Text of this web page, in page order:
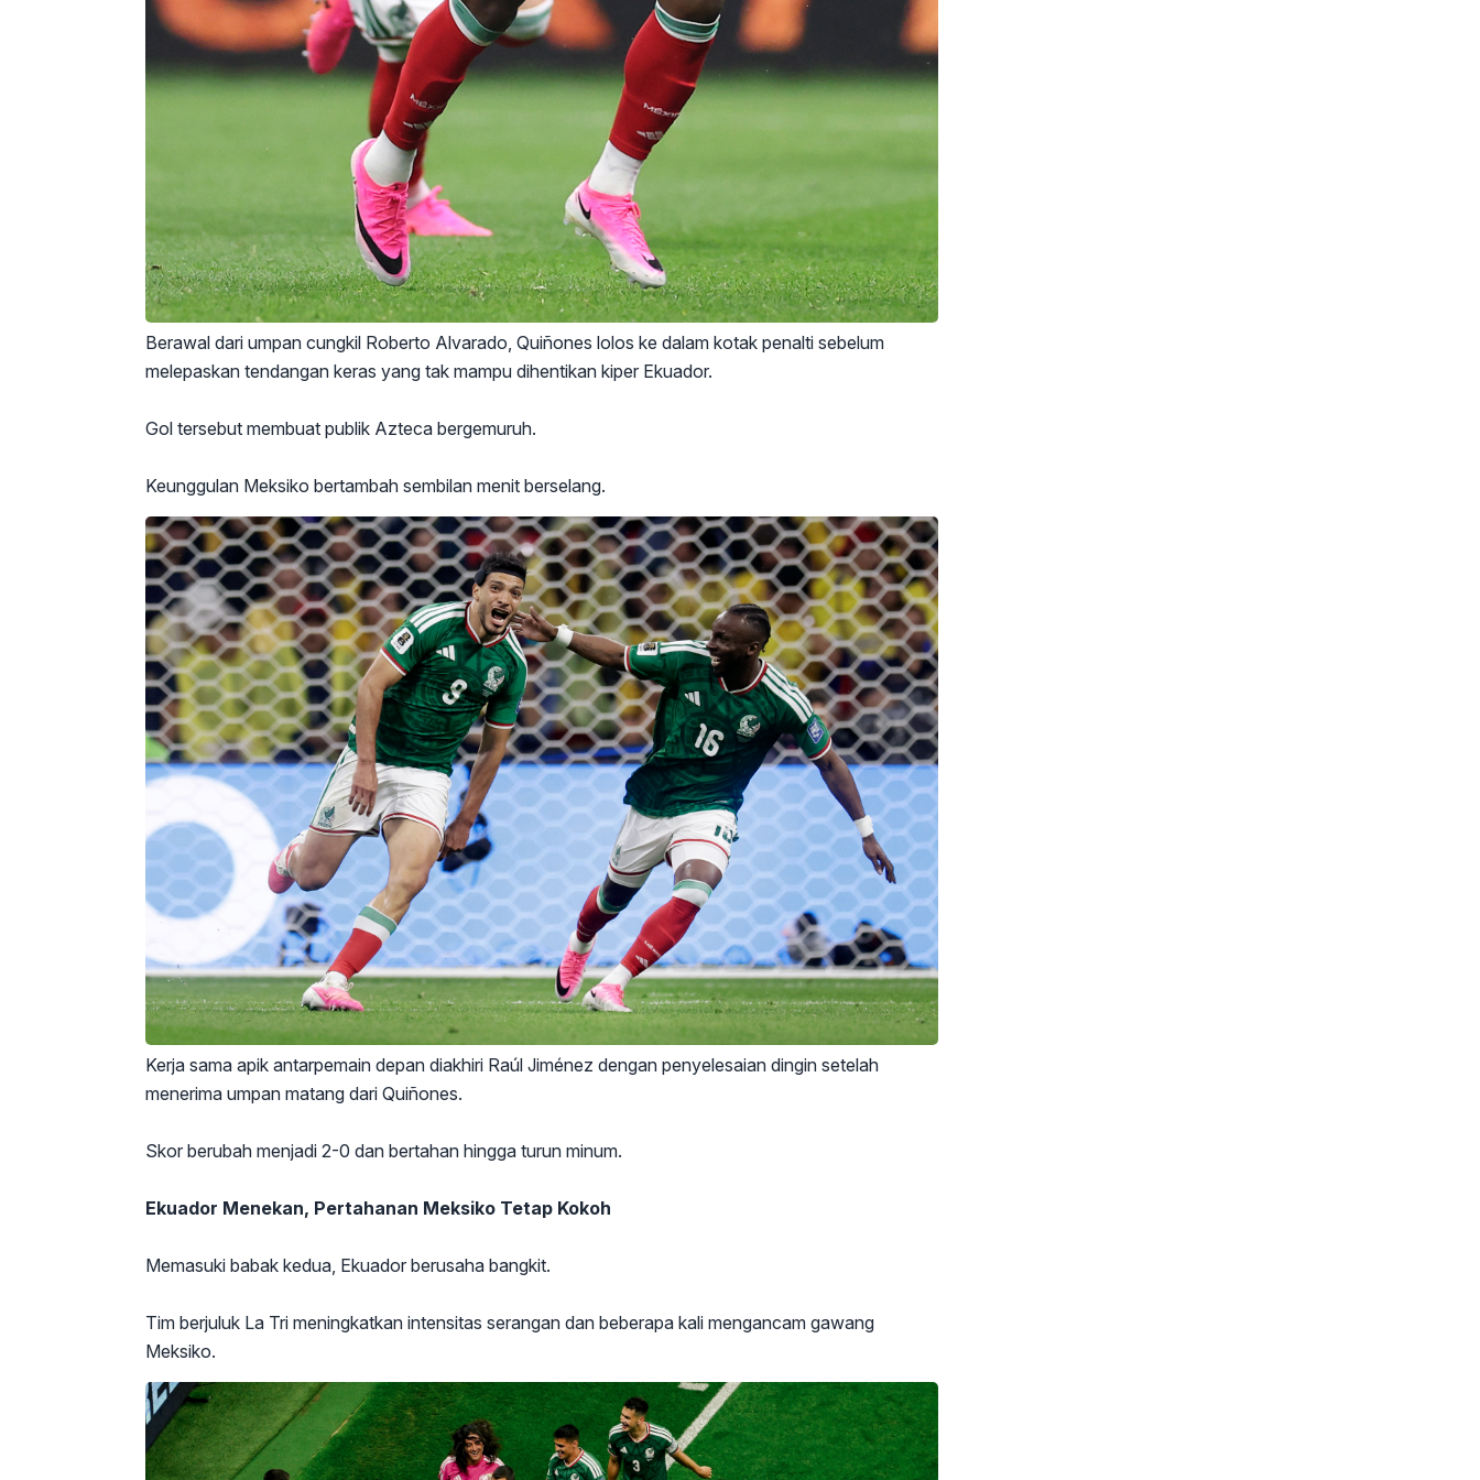
Berawal dari umpan cungkil Roberto Alvarado, Quiñones lolos ke dalam kotak penalti sebelum
melepaskan tendangan keras yang tak mampu dihentikan kiper Ekuador.
Gol tersebut membuat publik Azteca bergemuruh.
Keunggulan Meksiko bertambah sembilan menit berselang.
Kerja sama apik antarpemain depan diakhiri Raúl Jiménez dengan penyelesaian dingin setelah
menerima umpan matang dari Quiñones.
Skor berubah menjadi 2-0 dan bertahan hingga turun minum.
Ekuador Menekan, Pertahanan Meksiko Tetap Kokoh
Memasuki babak kedua, Ekuador berusaha bangkit.
Tim berjuluk La Tri meningkatkan intensitas serangan dan beberapa kali mengancam gawang
Meksiko.